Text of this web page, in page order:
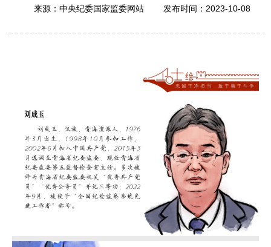
来源：中央纪委国家监委网站 发布时间： 2023-10-08